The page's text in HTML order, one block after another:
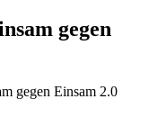
gegen
gegen Einsam 2.0